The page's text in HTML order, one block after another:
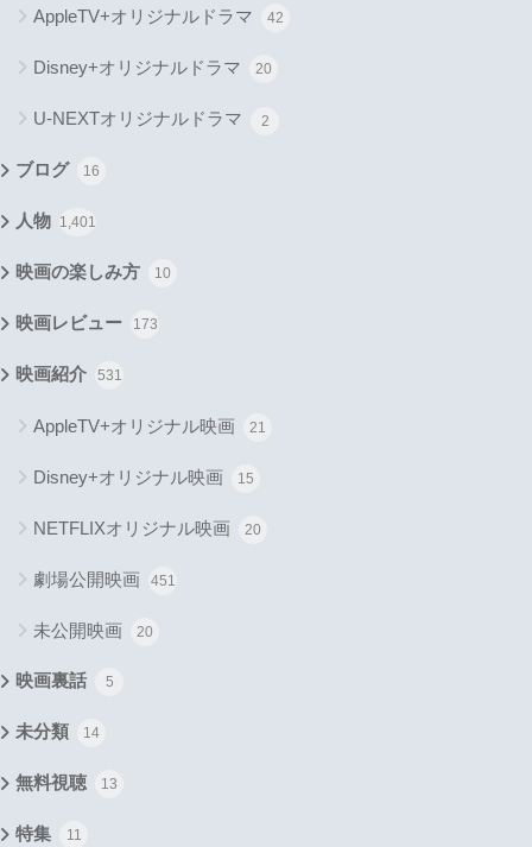
AppleTV+オリジナルドラマ 42
Disney+オリジナルドラマ 20
U-NEXTオリジナルドラマ 2
ブログ 16
人物 1,401
映画の楽しみ方 10
映画レビュー 173
映画紹介 531
AppleTV+オリジナル映画 21
Disney+オリジナル映画 15
NETFLIXオリジナル映画 20
劇場公開映画 451
未公開映画 20
映画裏話 5
未分類 14
無料視聴 13
特集 11